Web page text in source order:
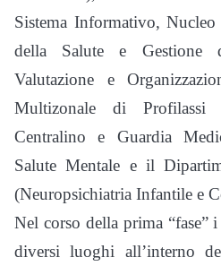
Sistema Informativo,
della Salute e Gestione
Valutazione e
Multizonale di Profilassi
Centralino e Guardia
Salute Mentale e il
(Neuropsichiatria Infantile e
Nel corso della prima “fase”
diversi luoghi all’interno